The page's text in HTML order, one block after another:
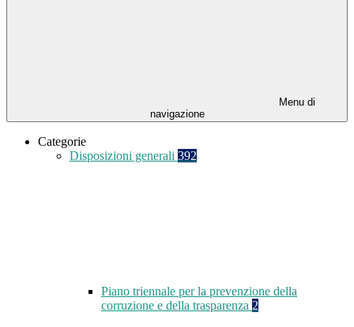
Menu di
navigazione
Categorie
Disposizioni generali 392
Piano triennale per la prevenzione della
corruzione e della trasparenza 2